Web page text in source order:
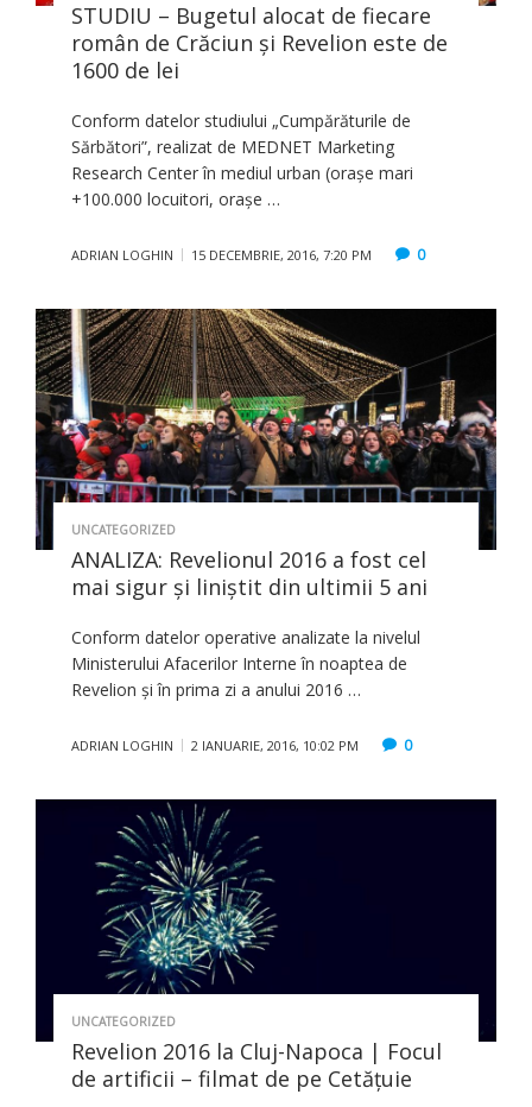
STUDIU – Bugetul alocat de fiecare
român de Crăciun şi Revelion este de
1600 de lei
Conform datelor studiului „Cumpărăturile de
Sărbători”, realizat de MEDNET Marketing
Research Center în mediul urban (orașe mari
+100.000 locuitori, orașe …
ADRIAN LOGHIN 15 DECEMBRIE, 2016, 7:20 PM 0
UNCATEGORIZED
ANALIZA: Revelionul 2016 a fost cel
mai sigur şi liniştit din ultimii 5 ani
Conform datelor operative analizate la nivelul
Ministerului Afacerilor Interne în noaptea de
Revelion și în prima zi a anului 2016 …
ADRIAN LOGHIN 2 IANUARIE, 2016, 10:02 PM 0
UNCATEGORIZED
Revelion 2016 la Cluj-Napoca | Focul
de artificii – filmat de pe Cetăţuie